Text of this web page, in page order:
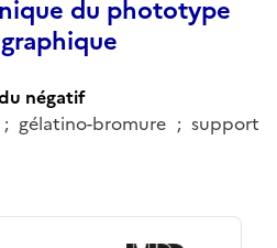
du phototype
négatif
gélatino-bromure ; support